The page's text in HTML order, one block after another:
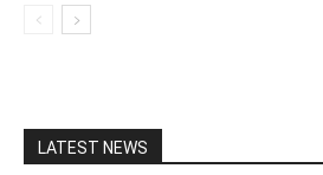
LATEST NEWS